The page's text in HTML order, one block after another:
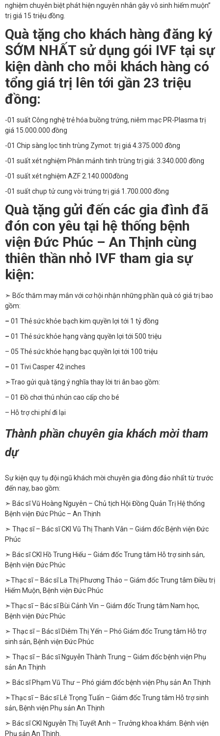
nghiệm chuyên biệt phát hiện nguyên nhân gây vô sinh hiếm muộn”
trị giá 15 triệu đồng.
Quà tặng cho khách hàng đăng ký
SỚM NHẤT sử dụng gói IVF tại sự
kiện dành cho mỗi khách hàng có
tổng giá trị lên tới gần 23 triệu
đồng:
-01 suất Công nghệ trẻ hóa buồng trứng, niêm mạc PR-Plasma trị
giá 15.000.000 đồng
-01 Chip sàng lọc tinh trùng Zymot: trị giá 4.375.000 đồng
-01 suất xét nghiệm Phân mảnh tinh trùng trị giá: 3.340.000 đồng
-01 suất xét nghiệm AZF 2.140.000đồng
-01 suất chụp tử cung vòi trứng trị giá 1.700.000 đồng
Quà tặng gửi đến các gia đình đã
đón con yêu tại hệ thống bệnh
viện Đức Phúc – An Thịnh cùng
thiên thần nhỏ IVF tham gia sự
kiện:
➣ Bốc thăm may mắn với cơ hội nhận những phần quà có giá trị bao
gồm:
– 01 Thẻ sức khỏe bạch kim quyền lợi tới 1 tỷ đồng
– 01 Thẻ sức khỏe hạng vàng quyền lợi tới 500 triệu
– 05 Thẻ sức khỏe hạng bạc quyền lợi tới 100 triệu
– 01 Tivi Casper 42 inches
➣Trao gửi quà tặng ý nghĩa thay lời tri ân bao gồm:
– 01 Đồ chơi thú nhún cao cấp cho bé
– Hỗ trợ chi phí đi lại
️Thành phần chuyên gia khách mời tham
dự
Sự kiện quy tụ đội ngũ khách mời chuyên gia đông đảo nhất từ trước
đến nay, bao gồm:
➣ Bác sĩ Vũ Hoàng Nguyên – Chủ tịch Hội Đồng Quản Trị Hệ thống
Bệnh viện Đức Phúc – An Thịnh
➣ Thạc sĩ – Bác sĩ CKI Vũ Thị Thanh Vân – Giám đốc Bệnh viện Đức
Phúc
➣ Bác sĩ CKI Hồ Trung Hiếu – Giám đốc Trung tâm Hỗ trợ sinh sản,
Bệnh viện Đức Phúc
➣Thạc sĩ – Bác sĩ La Thị Phương Thảo – Giám đốc Trung tâm Điều trị
Hiếm Muộn, Bệnh viện Đức Phúc
➣Thạc sĩ – Bác sĩ Bùi Cảnh Vin – Giám đốc Trung tâm Nam học,
Bệnh viện Đức Phúc
➣ Thạc sĩ – Bác sĩ Diêm Thị Yến – Phó Giám đốc Trung tâm Hỗ trợ
sinh sản, Bệnh viện Đức Phúc
➣ Thạc sĩ – Bác sĩ Nguyễn Thành Trung – Giám đốc bệnh viện Phụ
sản An Thịnh
➣ Bác sĩ Phạm Vũ Thư – Phó giám đốc bệnh viện Phụ sản An Thịnh
➣Thạc sĩ – Bác sĩ Lê Trọng Tuấn – Giám đốc Trung tâm Hỗ trợ sinh
sản, Bệnh viện Phụ sản An Thịnh
➣ Bác sĩ CKI Nguyễn Thị Tuyết Anh – Trưởng khoa khám. Bệnh viện
Phụ sản An Thịnh.